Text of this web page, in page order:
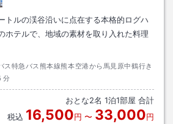
トルの渓谷沿いに点在する本格的ログハ
ホテルで、地域の素材を取り入れた料理
特急バス熊本線熊本空港から馬見原中鶴行き
分
おとな2名 1泊1部屋 合計
税込 16,500円 〜 33,000円